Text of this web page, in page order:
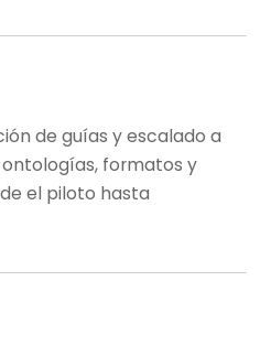
de guías y escalado a
formatos y
el piloto hasta